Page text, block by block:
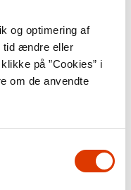
og optimering af
tid ændre eller
på ”Cookies” i
om de anvendte
allerede i 2030
indtage positionen
økonomi. Den
økonomi er
reformer,
væk fra en
kommunistisk
mere åben og